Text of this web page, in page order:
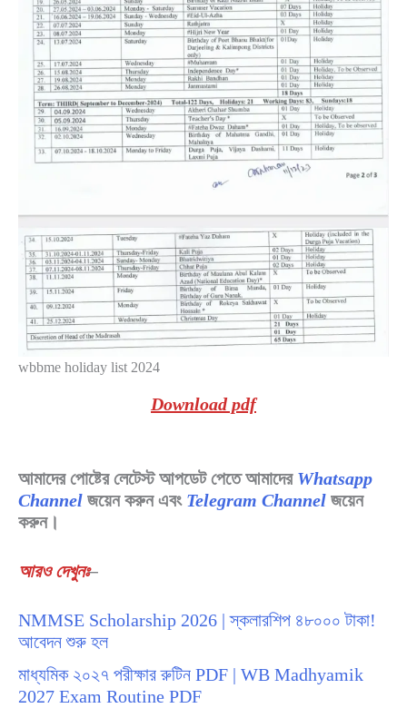
wbbme holiday list 2024
Download pdf
আমাদের পোষ্টের লেটেস্ট আপডেট পেতে আমাদের Whatsapp
Channel জয়েন করুন এবং Telegram Channel জয়েন
করুন।
আরও দেখুনঃ–
NMMSE Scholarship 2026 | স্কলারশিপ ৪৮০০০ টাকা!
আবেদন শুরু হল
মাধ্যমিক ২০২৭ পরীক্ষার রুটিন PDF | WB Madhyamik
2027 Exam Routine PDF